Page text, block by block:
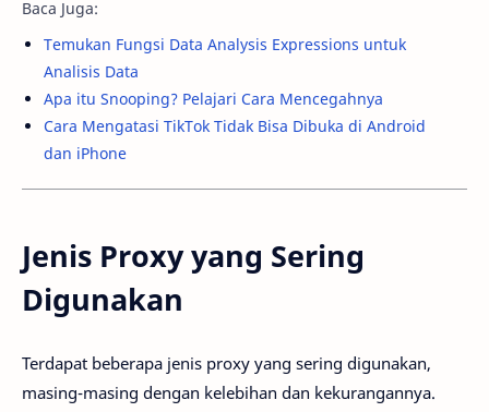
Baca Juga:
Temukan Fungsi Data Analysis Expressions untuk
Analisis Data
Apa itu Snooping? Pelajari Cara Mencegahnya
Cara Mengatasi TikTok Tidak Bisa Dibuka di Android
dan iPhone
Jenis Proxy yang Sering
Digunakan
Terdapat beberapa jenis proxy yang sering digunakan,
masing-masing dengan kelebihan dan kekurangannya.